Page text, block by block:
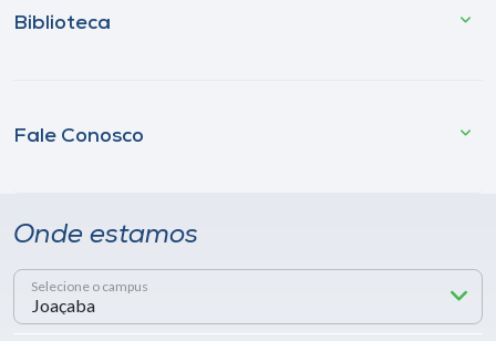
Biblioteca
Fale Conosco
Onde estamos
Selecione o campus